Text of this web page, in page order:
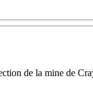
de la mine de